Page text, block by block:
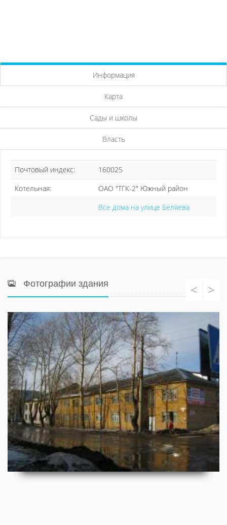
Информация
Карта
Сады и школы
Власть
Почтовый индекс:
160025
Котельная:
ОАО "ТГК-2" Южный район
Все дома на улице Беляева
Фотографии здания < >